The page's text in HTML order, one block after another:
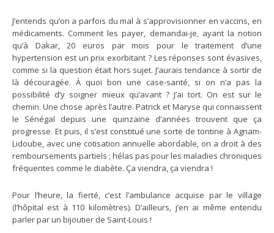
J’entends qu’on a parfois du mal à s’approvisionner en vaccins, en
médicaments. Comment les payer, demandai-je, ayant la notion
qu’à Dakar, 20 euros par mois pour le traitement d’une
hypertension est un prix exorbitant ? Les réponses sont évasives,
comme si la question était hors sujet. J’aurais tendance à sortir de
là découragée. À quoi bon une case-santé, si on n’a pas la
possibilité d’y soigner mieux qu’avant ? J’ai tort. On est sur le
chemin. Une chose après l’autre. Patrick et Maryse qui connaissent
le Sénégal depuis une quinzaine d’années trouvent que ça
progresse. Et puis, il s’est constitué une sorte de tontine à Agnam-
Lidoube, avec une cotisation annuelle abordable, on a droit à des
remboursements partiels ; hélas pas pour les maladies chroniques
fréquentes comme le diabète. Ça viendra, ça viendra !
Pour l’heure, la fierté, c’est l’ambulance acquise par le village
(l’hôpital est à 110 kilomètres). D’ailleurs, j’en ai même entendu
parler par un bijoutier de Saint-Louis !